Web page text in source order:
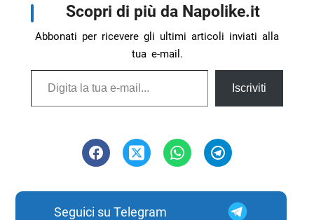
Scopri di più da Napolike.it
Abbonati per ricevere gli ultimi articoli inviati alla
tua e-mail.
Digita la tua e-mail...
Iscriviti
Seguici su Telegram